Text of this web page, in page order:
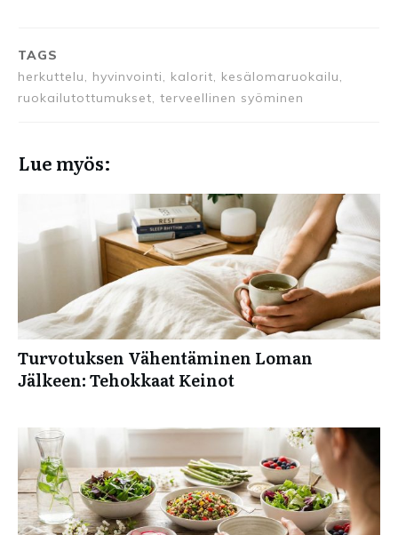
TAGS
herkuttelu, hyvinvointi, kalorit, kesälomaruokailu,
ruokailutottumukset, terveellinen syöminen
Lue myös:
Turvotuksen Vähentäminen Loman
Jälkeen: Tehokkaat Keinot